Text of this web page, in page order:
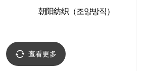
朝阳纺织（조양방직）
查看更多